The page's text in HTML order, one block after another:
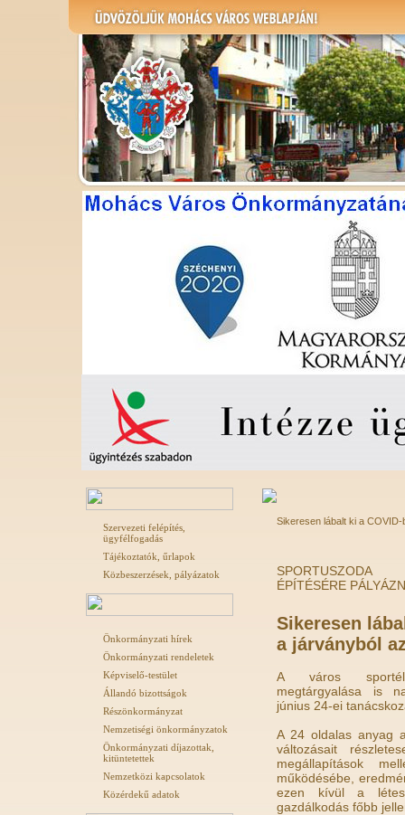
Szervezeti felépítés,
ügyfélfogadás
Tájékoztatók, űrlapok
Közbeszerzések, pályázatok
Önkormányzati hírek
Önkormányzati rendeletek
Képviselő-testület
Állandó bizottságok
Részönkormányzat
Nemzetiségi önkormányzatok
Önkormányzati díjazottak,
kitüntetettek
Nemzetközi kapcsolatok
Közérdekű adatok
Sikeresen lábalt ki a
SPORTUSZODA
ÉPÍTÉSÉRE
Sikeresen
a járványból
A város
megtárgyalása is
június 24-ei
A 24 oldalas anyag
változásait
megállapítások
működésébe,
ezen kívül a
gazdálkodás főbb